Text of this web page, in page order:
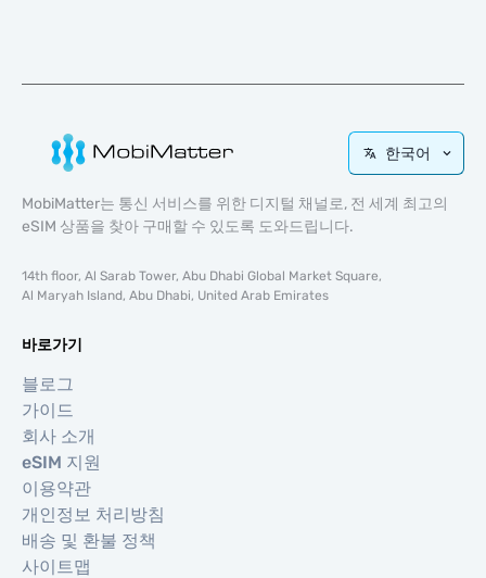
한국어
MobiMatter는 통신 서비스를 위한 디지털 채널로, 전 세계 최고의
eSIM 상품을 찾아 구매할 수 있도록 도와드립니다.
14th floor, Al Sarab Tower, Abu Dhabi Global Market Square,
Al Maryah Island, Abu Dhabi, United Arab Emirates
바로가기
블로그
가이드
회사 소개
eSIM 지원
이용약관
개인정보 처리방침
배송 및 환불 정책
사이트맵